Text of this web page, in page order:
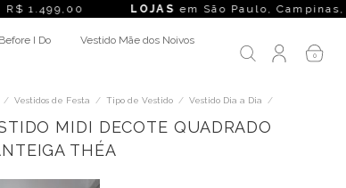
LOJASem São Paulo, Campinas, Rio de Janeiro,
Before I Do Vestido Mãe dos Noivos
0
/ Vestidos de Festa / Tipo de Vestido / Vestido Dia a Dia /
MIDI DECOTE QUADRADO
THÉA